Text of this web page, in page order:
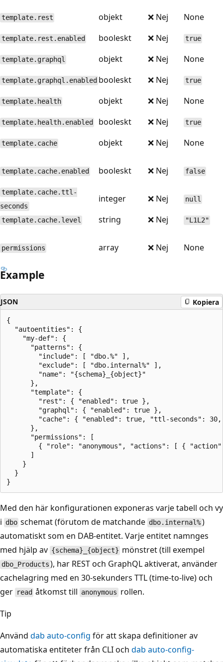
template.rest objekt ❌ Nej None
template.rest.enabled booleskt ❌ Nej true
template.graphql objekt ❌ Nej None
template.graphql.enabled booleskt ❌ Nej true
template.health objekt ❌ Nej None
template.health.enabled booleskt ❌ Nej true
template.cache objekt ❌ Nej None
template.cache.enabled booleskt ❌ Nej false
template.cache.ttl-
seconds
integer ❌ Nej null
template.cache.level string ❌ Nej "L1L2"
permissions array ❌ Nej None
Example
JSON Kopiera
{
  "autoentities": {
    "my-def": {
      "patterns": {
        "include": [ "dbo.%" ],
        "exclude": [ "dbo.internal%" ],
        "name": "{schema}_{object}"
      },
      "template": {
        "rest": { "enabled": true },
        "graphql": { "enabled": true },
"cache": { "enabled": true, "ttl-seconds":
      },
      "permissions": [
{ "role": "anonymous", "actions": [ {
      ]
    }
  }
Med den här konfigurationen exponeras varje tabell och vy
i dbo schemat (förutom de matchande dbo.internal%)
automatiskt som en DAB-entitet. Varje entitet namnges
med hjälp av {schema}_{object} mönstret (till exempel
dbo_Products ), har REST och GraphQL aktiverat, använder
cachelagring med en 30-sekunders TTL (time-to-live) och
ger read åtkomst till anonymous rollen.
Tip
Använd dab auto-config för att skapa definitioner av
automatiska entiteter från CLI och dab auto-config-